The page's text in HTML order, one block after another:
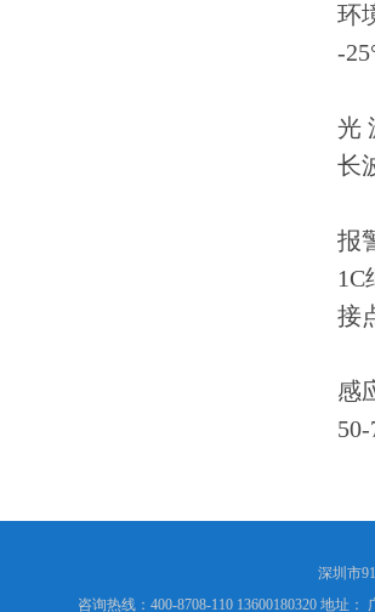
环
-
光
长
报
1C
接
感
深圳市
咨询热线：400-8708-110 13600180320 地址